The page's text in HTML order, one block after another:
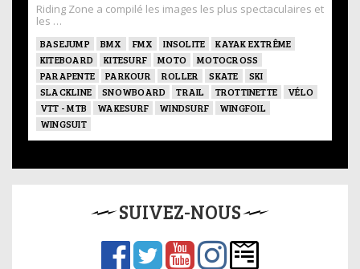
Riding Zone a compilé les images les plus spectaculaires et
les …
BASEJUMP BMX FMX INSOLITE
KAYAK EXTRÊME
KITEBOARD
KITESURF MOTO
MOTOCROSS
PARAPENTE
PARKOUR ROLLER SKATE
SKI
SLACKLINE
SNOWBOARD TRAIL TROTTINETTE
VÉLO
VTT - MTB
WAKESURF WINDSURF
WINGFOIL
WINGSUIT
SUIVEZ-NOUS